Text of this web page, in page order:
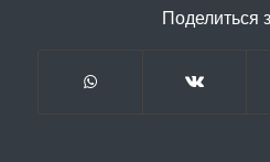
Поделиться